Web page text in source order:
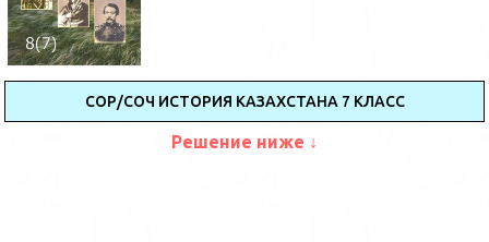
СОР/СОЧ ИСТОРИЯ КАЗАХСТАНА 7 КЛАСС
Решение ниже ↓